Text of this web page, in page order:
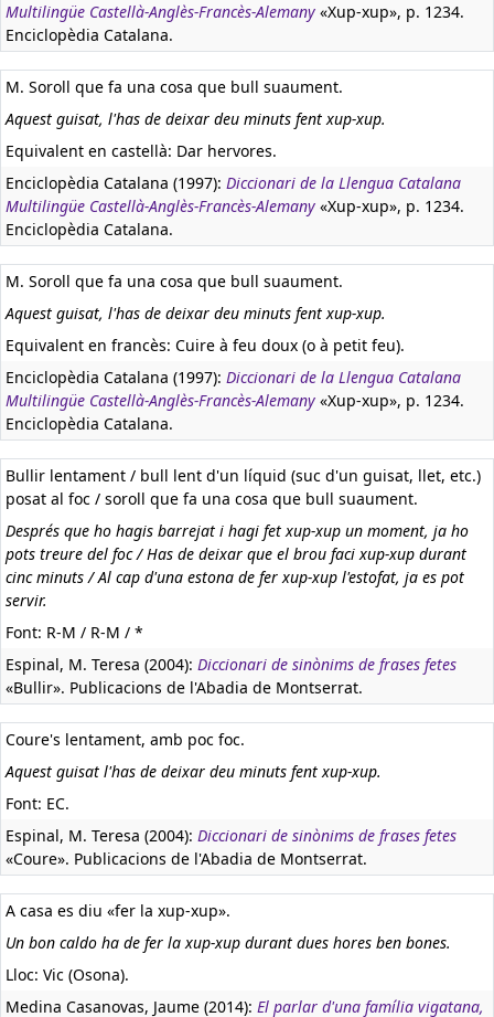
Multilingüe Castellà-Anglès-Francès-Alemany «Xup-xup», p. 1234.
Enciclopèdia Catalana.
M. Soroll que fa una cosa que bull suaument.
Aquest guisat, l'has de deixar deu minuts fent xup-xup.
Equivalent en castellà: Dar hervores.
Enciclopèdia Catalana (1997): Diccionari de la Llengua Catalana
Multilingüe Castellà-Anglès-Francès-Alemany «Xup-xup», p. 1234.
Enciclopèdia Catalana.
M. Soroll que fa una cosa que bull suaument.
Aquest guisat, l'has de deixar deu minuts fent xup-xup.
Equivalent en francès: Cuire à feu doux (o à petit feu).
Enciclopèdia Catalana (1997): Diccionari de la Llengua Catalana
Multilingüe Castellà-Anglès-Francès-Alemany «Xup-xup», p. 1234.
Enciclopèdia Catalana.
Bullir lentament / bull lent d'un líquid (suc d'un guisat, llet, etc.)
posat al foc / soroll que fa una cosa que bull suaument.
Després que ho hagis barrejat i hagi fet xup-xup un moment, ja ho
pots treure del foc / Has de deixar que el brou faci xup-xup durant
cinc minuts / Al cap d'una estona de fer xup-xup l'estofat, ja es pot
servir.
Font: R-M / R-M / *
Espinal, M. Teresa (2004): Diccionari de sinònims de frases fetes
«Bullir». Publicacions de l'Abadia de Montserrat.
Coure's lentament, amb poc foc.
Aquest guisat l'has de deixar deu minuts fent xup-xup.
Font: EC.
Espinal, M. Teresa (2004): Diccionari de sinònims de frases fetes
«Coure». Publicacions de l'Abadia de Montserrat.
A casa es diu «fer la xup-xup».
Un bon caldo ha de fer la xup-xup durant dues hores ben bones.
Lloc: Vic (Osona).
Medina Casanovas, Jaume (2014): El parlar d'una família vigatana,